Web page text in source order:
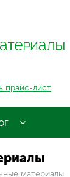
прайс-лист
материалы